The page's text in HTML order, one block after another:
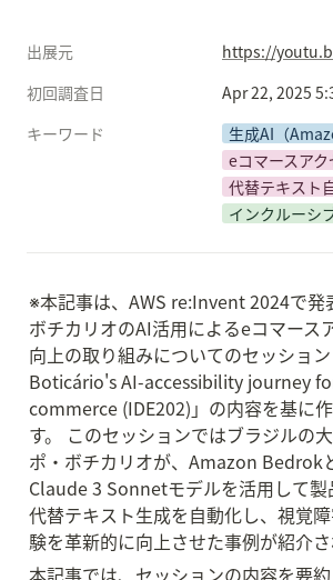
出展元
初回調査日
Apr 22, 2025
キーワード
生成AI（
eコマースアク
代替テキスト
インクルーシ
※本記事は、AWS re:Invent 2024で発
ボチカリオのAI活用によるeコマース
向上の取り組みについてのセッショ
Boticário's AI-accessibility journey
commerce (IDE202)」の内容を基に
す。 このセッションではブラジルの
ポ・ボチカリオが、Amazon
Claude 3 Sonnetモデルを活用して製
代替テキスト生成を自動化し、視覚
験を革新的に向上させた事例が紹介さ
本記事では、セッションの内容を要